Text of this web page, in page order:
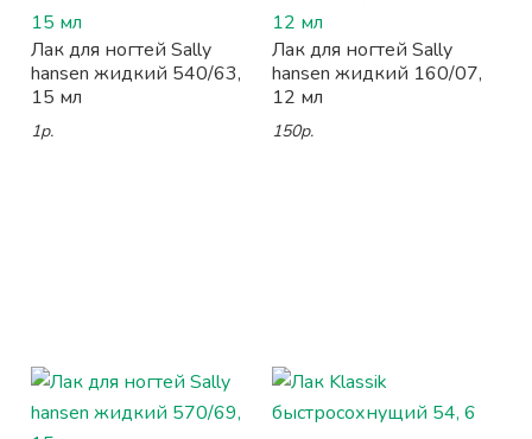
Лак для ногтей Sally
hansen жидкий 540/63,
15 мл
1р.
Лак для ногтей Sally
hansen жидкий 160/07,
12 мл
150р.